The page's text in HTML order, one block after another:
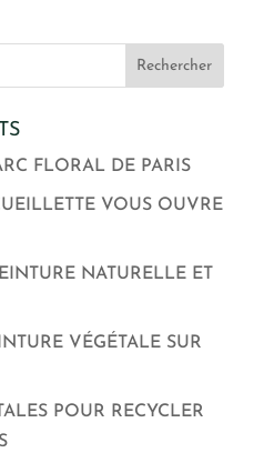
FLORAL DE PARIS
VOUS OUVRE
NATURELLE ET
VÉGÉTALE SUR
POUR RECYCLER